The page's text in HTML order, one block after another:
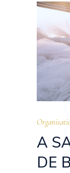
A
DE